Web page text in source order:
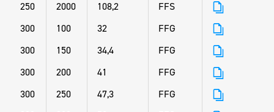
250
2000 108,2
FFS
300
100 32
FFG
300
150 34,4
FFG
300
200 41
FFG
300
250 47,3
FFG